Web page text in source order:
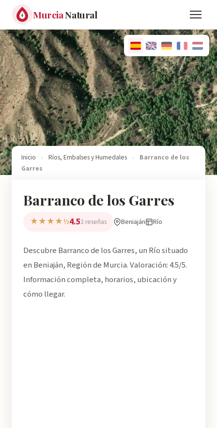
MurciaNatural
Inicio › Ríos, Embalses y Humedales ›
Barranco de los
Garres
Barranco de los Garres
★★★★½4.52 reseñas Beniaján Río
Descubre Barranco de los Garres, un Río situado
en Beniaján, Región de Murcia. Valoración: 4.5/5.
Información completa, horarios, ubicación y
cómo llegar.